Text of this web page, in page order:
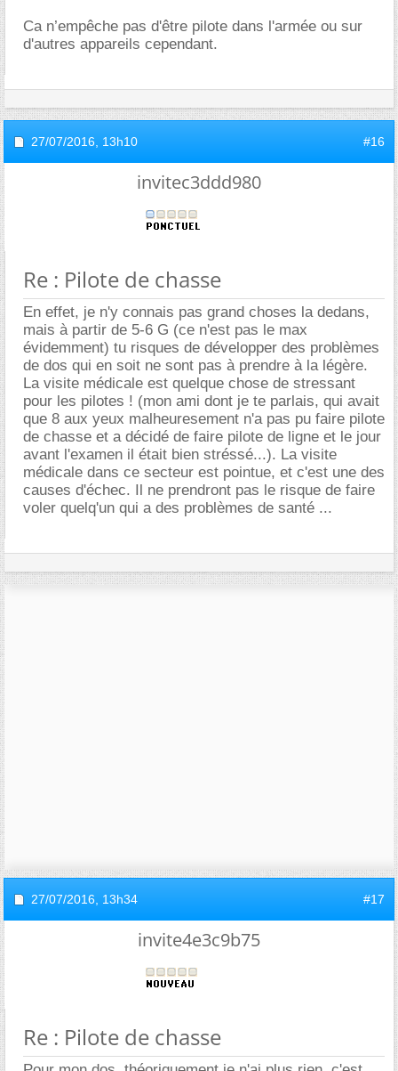
Ca n’empêche pas d'être pilote dans l'armée ou sur
d'autres appareils cependant.
27/07/2016, 13h10 #16
invitec3ddd980
Re : Pilote de chasse
En effet, je n'y connais pas grand choses la dedans,
mais à partir de 5-6 G (ce n'est pas le max
évidemment) tu risques de développer des problèmes
de dos qui en soit ne sont pas à prendre à la légère.
La visite médicale est quelque chose de stressant
pour les pilotes ! (mon ami dont je te parlais, qui avait
que 8 aux yeux malheuresement n'a pas pu faire pilote
de chasse et a décidé de faire pilote de ligne et le jour
avant l'examen il était bien stréssé...). La visite
médicale dans ce secteur est pointue, et c'est une des
causes d'échec. Il ne prendront pas le risque de faire
voler quelq'un qui a des problèmes de santé ...
27/07/2016, 13h34 #17
invite4e3c9b75
Re : Pilote de chasse